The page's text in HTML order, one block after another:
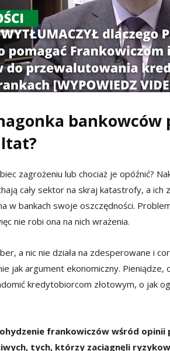
bankowców
zagrożeniu lub chociaż je opóźnić?
cały sektor na skraj katastrofy, a ich
w bankach swoje oszczędności.
nie robi ona na nich wrażenia.
a nic nie działa na zdesperowane i
jak argument ekonomiczny.
kredytobiorcom złotowym, o jak
frankowiczów wśród opinii
tych, którzy zaciągnęli